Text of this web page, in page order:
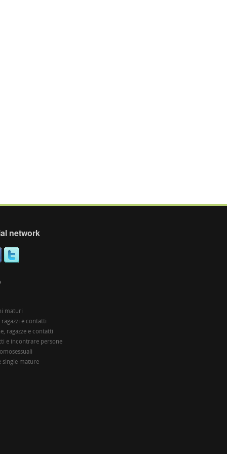
network
maturi
ragazzi e contatti
ragazze e contatti
e incontrare persone
single mature